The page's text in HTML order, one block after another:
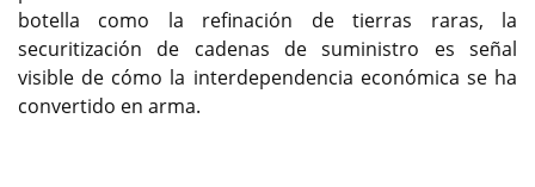
botella como la refinación de tierras raras, la
securitización de cadenas de suministro es señal
visible de cómo la interdependencia económica se ha
convertido en arma.